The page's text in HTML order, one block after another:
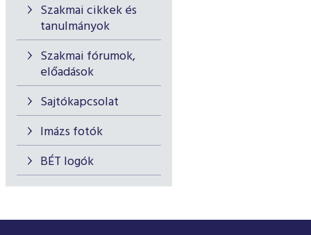
Szakmai cikkek és
tanulmányok
Szakmai fórumok,
előadások
Sajtókapcsolat
Imázs fotók
BÉT logók